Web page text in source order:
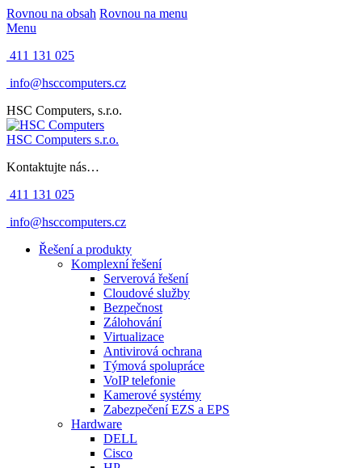
Rovnou na obsah Rovnou na menu
Menu
411 131 025
info@hsccomputers.cz
HSC Computers, s.r.o.
HSC Computers s.r.o.
Kontaktujte nás…
411 131 025
info@hsccomputers.cz
Řešení a produkty
Komplexní řešení
Serverová řešení
Cloudové služby
Bezpečnost
Zálohování
Virtualizace
Antivirová ochrana
Týmová spolupráce
VoIP telefonie
Kamerové systémy
Zabezpečení EZS a EPS
Hardware
DELL
Cisco